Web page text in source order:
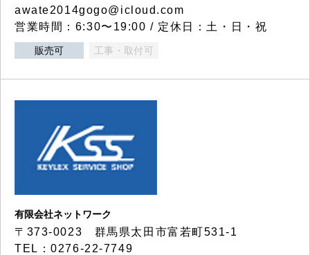
awate2014gogo@icloud.com
営業時間：6:30〜19:00 / 定休日：土・日・祝
販売可 工事・取付可
有限会社ネットワーク
〒373-0023 群馬県太田市富若町531-1
TEL：0276-22-7749